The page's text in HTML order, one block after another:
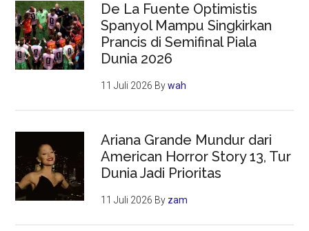
De La Fuente Optimistis
Spanyol Mampu Singkirkan
Prancis di Semifinal Piala
Dunia 2026
11 Juli 2026 Bywah
Ariana Grande Mundur dari
American Horror Story 13, Tur
Dunia Jadi Prioritas
11 Juli 2026 By zam